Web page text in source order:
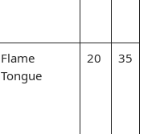
Flame
Tongue
20 35